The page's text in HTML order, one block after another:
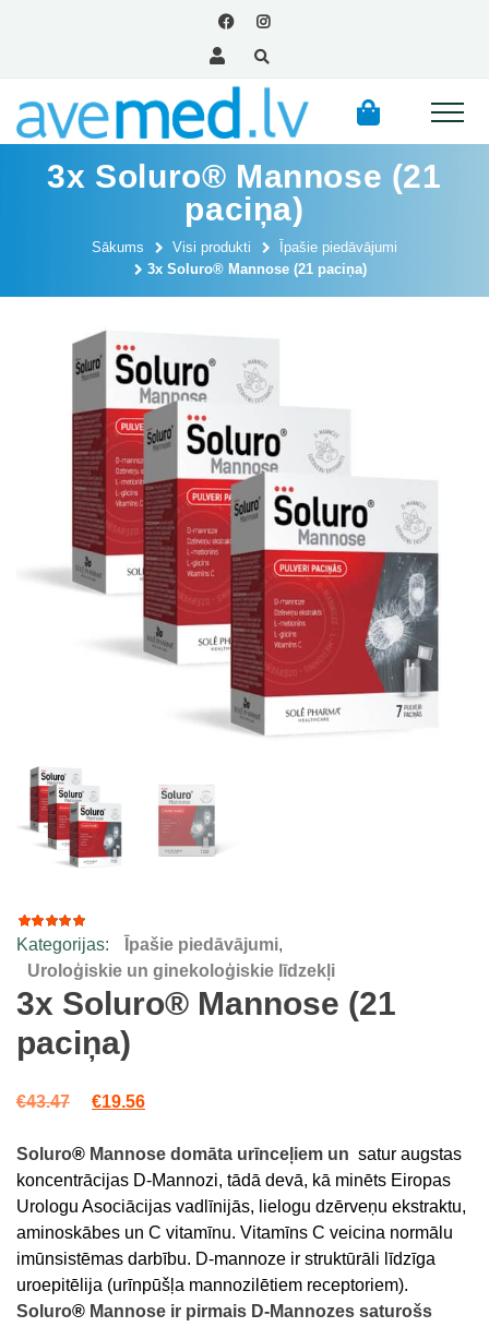
3x Soluro® Mannose (21
paciņa)
Sākums Visi produkti
Īpašie piedāvājumi
3x Soluro® Mannose (21 paciņa)
Rated
4.94out
of 5
based
on
16
customer
ratings
Kategorijas: Īpašie piedāvājumi,
Uroloģiskie un ginekoloģiskie līdzekļi
3x Soluro® Mannose (21
paciņa)
€43.47 Original price was: €43.47.
€19.56Current price is: €19.56.
Soluro® Mannose domāta urīnceļiem un satur augstas
koncentrācijas D-Mannozi, tādā devā, kā minēts Eiropas
Urologu Asociācijas vadlīnijās, lielogu dzērveņu ekstraktu,
aminoskābes un C vitamīnu. Vitamīns C veicina normālu
imūnsistēmas darbību. D-mannoze ir struktūrāli līdzīga
uroepitēlija (urīnpūšļa mannozilētiem receptoriem).
Soluro® Mannose ir pirmais D-Mannozes saturošs